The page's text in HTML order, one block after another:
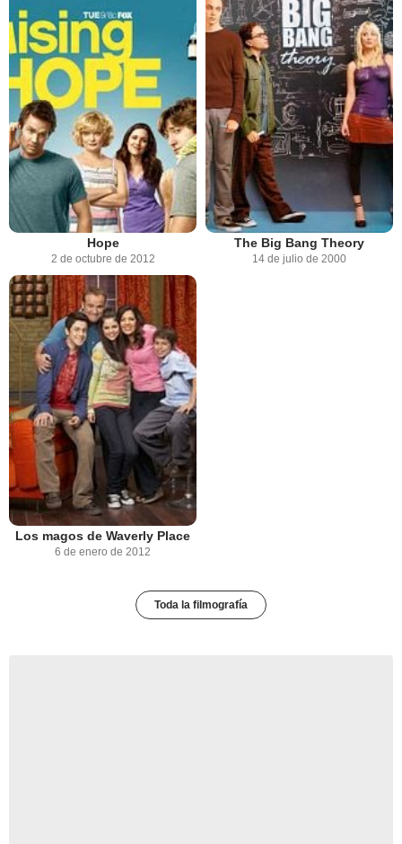
Hope
2 de octubre de 2012
The Big Bang Theory
14 de julio de 2000
Los magos de Waverly Place
6 de enero de 2012
Toda la filmografía